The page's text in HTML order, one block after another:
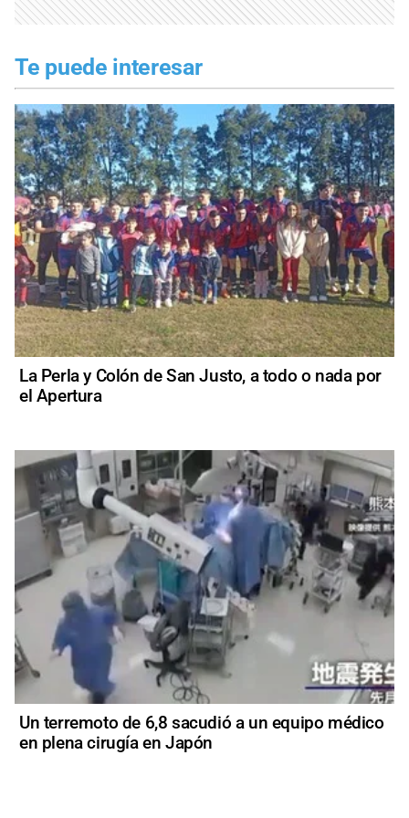
Te puede interesar
La Perla y Colón de San Justo, a todo o nada por
el Apertura
Un terremoto de 6,8 sacudió a un equipo médico
en plena cirugía en Japón